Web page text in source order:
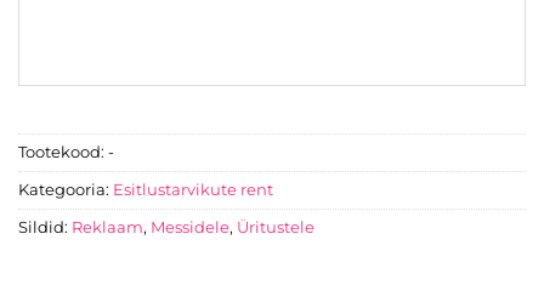
Tootekood: -
Kategooria: Esitlustarvikute rent
Sildid: Reklaam, Messidele, Üritustele